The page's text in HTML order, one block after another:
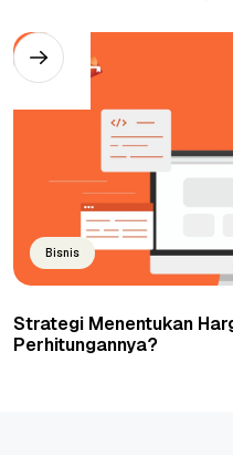
Bisnis
Strategi Menentukan
Perhitungannya?